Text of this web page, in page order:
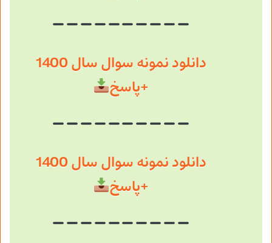
دانلود نمونه سوال سال 1400
+پاسخ
دانلود نمونه سوال سال 1400
+پاسخ